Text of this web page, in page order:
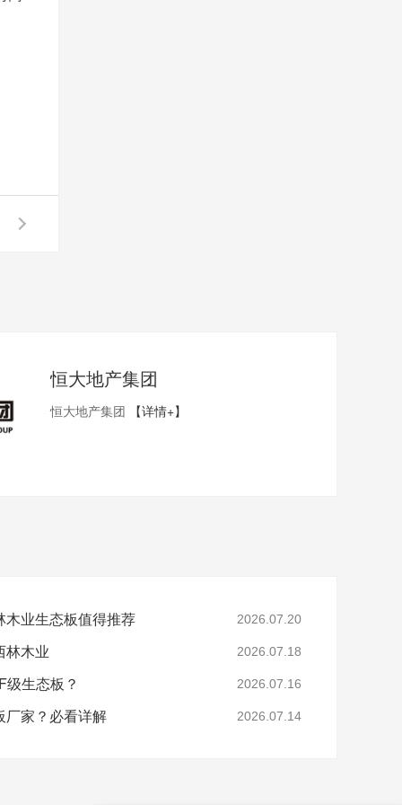
恒大地产集团
恒大地产集团 【详情+】
业生态板值得推荐 2026.07.20
木业 2026.07.18
生态板？ 2026.07.16
厂家？必看详解 2026.07.14